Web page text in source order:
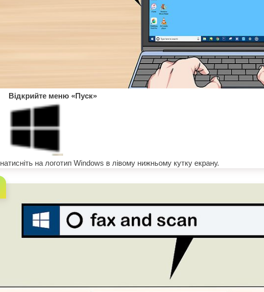
Відкрийте меню «Пуск»
натисніть на логотип Windows в лівому нижньому кутку екрану.